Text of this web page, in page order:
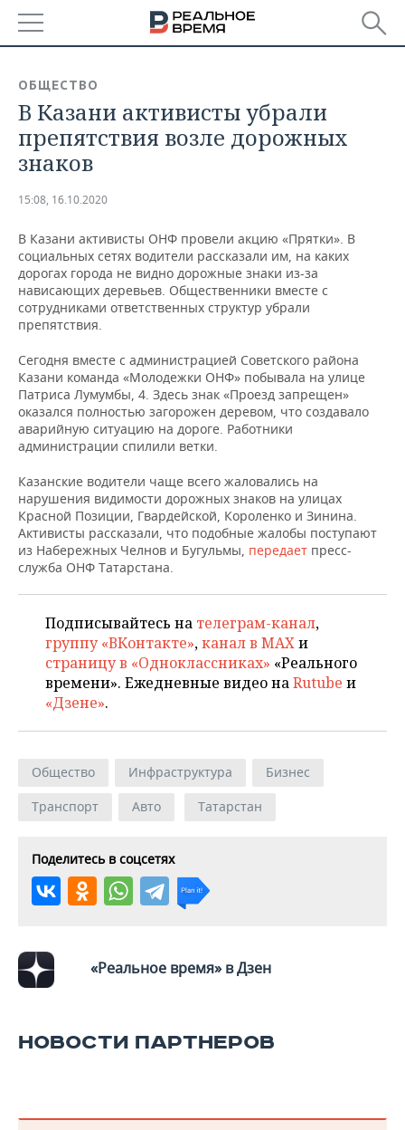
БАШКОРТОСТАН
ТАТАРСТАН
НОВОСТИ
АНАЛИТИКА
ДЕКЛАРАЦИИ О ДОХОДАХ
КОРОЛИ ГОСЗАКАЗА ПФО
ВУЗЫ ТАТАРСТАНА
КОМУ ПРИНАДЛЕЖАТ
ТОРГОВЫЕ ЦЕНТРЫ
ТАТАРСТАНА
НОВОСТИ ЭКОНОМИКИ
ФИНАНСЫ
БАНКИ
БЮДЖЕТ
ИНВЕСТИЦИИ
ПРОМЫШЛЕННОСТЬ
НОВОСТИ
ПРОМЫШЛЕННОСТИ
АГРОПРОМ
МАШИНОСТРОЕНИЕ
НЕФТЕХИМИЯ
НЕФТЬ
ОПК
ЭНЕРГЕТИКА
НЕДВИЖИМОСТЬ
НОВОСТИ НЕДВИЖИМОСТИ
АВТО
НОВОСТИ АВТО
БИЗНЕС
НОВОСТИ БИЗНЕСА
РОЗНИЧНАЯ ТОРГОВЛЯ
ТРАНСПОРТ
УСЛУГИ
ТЕХНОЛОГИИ
НОВОСТИ ТЕХНОЛОГИЙ
IT
МЕДИА
ТЕЛЕКОММУНИКАЦИИ
МЕРОПРИЯТИЯ
НОВОСТИ МЕРОПРИЯТИЙ
ВЫЕЗДНАЯ РЕДАКЦИЯ
БИЗНЕС-БРАНЧИ
ОТКРЫТАЯ ЛЕКЦИЯ
СПОРТ
НОВОСТИ СПОРТА
ФУТБОЛ
БАСКЕТБОЛ
ВОЛЕЙБОЛ
КИБЕРСПОРТ
ФИГУРНОЕ КАТАНИЕ
ВОДНЫЕ ВИДЫ СПОРТА
ХОККЕЙ С МЯЧОМ
ОБЩЕСТВО
НОВОСТИ ОБЩЕСТВА
ИНФРАСТРУКТУРА
ИСТОРИЯ
КУЛЬТУРА
МЕДИЦИНА
ОБРАЗОВАНИЕ
ПРОИСШЕСТВИЯ
ФОТОГАЛЕРЕЯ
СПРАВОЧНИК
СПИСОК ПЕРСОН
СПИСОК КОМПАНИЙ
ПОЛНАЯ ВЕРСИЯ
ОБЩЕСТВО
В Казани активисты убрали
препятствия возле дорожных
знаков
15:08, 16.10.2020
В Казани активисты ОНФ провели акцию «Прятки». В
социальных сетях водители рассказали им, на каких
дорогах города не видно дорожные знаки из-за
нависающих деревьев. Общественники вместе с
сотрудниками ответственных структур убрали
препятствия.
Сегодня вместе с администрацией Советского района
Казани команда «Молодежки ОНФ» побывала на улице
Патриса Лумумбы, 4. Здесь знак «Проезд запрещен»
оказался полностью загорожен деревом, что создавало
аварийную ситуацию на дороге. Работники
администрации спилили ветки.
Казанские водители чаще всего жаловались на
нарушения видимости дорожных знаков на улицах
Красной Позиции, Гвардейской, Короленко и Зинина.
Активисты рассказали, что подобные жалобы поступают
из Набережных Челнов и Бугульмы, передает пресс-
служба ОНФ Татарстана.
Подписывайтесь на телеграм-канал,
группу «ВКонтакте»,канал в MAXи
страницу в «Одноклассниках» «Реального
времени». Ежедневные видео наRutube и
«Дзене».
Общество Инфраструктура
Бизнес
Транспорт
Авто Татарстан
Поделитесь в соцсетях
«Реальное время» в Дзен
НОВОСТИ ПАРТНЕРОВ